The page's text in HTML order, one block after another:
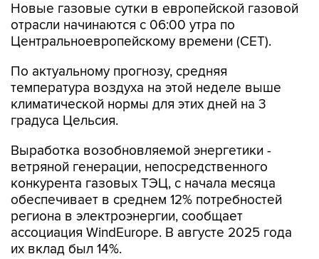
Новые газовые сутки в европейской газовой
отрасли начинаются c 06:00 утра по
Центральноевропейскому времени (CET).
По актуальному прогнозу, средняя
температура воздуха на этой неделе выше
климатической нормы для этих дней на 3
градуса Цельсия.
Выработка возобновляемой энергетики -
ветряной генерации, непосредственного
конкурента газовых ТЭЦ, с начала месяца
обеспечивает в среднем 12% потребностей
региона в электроэнергии, сообщает
ассоциация WindEurope. В августе 2025 года
их вклад был 14%.